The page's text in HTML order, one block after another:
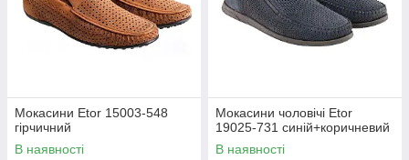
Мокасини Etor 15003-548
гірчичний
В наявності
Мокасини чоловічі Etor
19025-731 синій+коричневий
В наявності